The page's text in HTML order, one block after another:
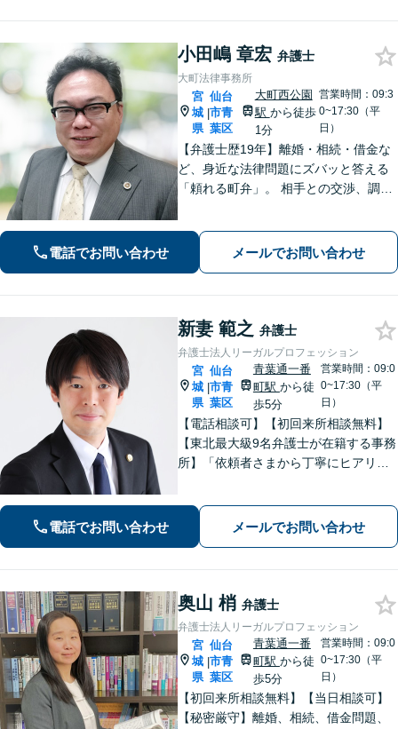
小田嶋 章宏 弁護士
大町法律事務所
宮
城
県
|
仙台
市青
葉区
大町西公園
駅 から徒歩
1分
営業時間：09:3
0~17:30（平
日）
【弁護士歴19年】離婚・相続・借金な
ど、身近な法律問題にズバッと答える
「頼れる町弁」。 相手との交渉、調
談料30分1,100円】【大町西公園駅1
分】【夜間・休日対応可能】
電話でお問い合わせ メールでお問い合わせ
新妻 範之 弁護士
弁護士法人リーガルプロフェッション
宮
城
県
|
仙台
市青
葉区
青葉通一番
町駅 から徒
歩5分
営業時間：09:0
0~17:30（平
日）
【電話相談可】【初回来所相談無料】
【東北最大級9名弁護士が在籍する事務
所】「依頼者さまから丁寧にヒアリン
可」多角的な視点で労働問題をサポー
ト【休日夜間相談可】【完全個室対
電話でお問い合わせ メールでお問い合わせ
奥山 梢 弁護士
弁護士法人リーガルプロフェッション
宮
城
県
|
仙台
市青
葉区
青葉通一番
町駅 から徒
歩5分
営業時間：09:0
0~17:30（平
日）
【初回来所相談無料】【当日相談可】
【秘密厳守】離婚、相続、借金問題、